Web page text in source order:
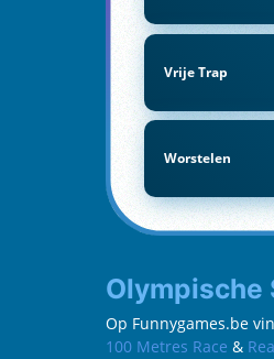
Vrije Trap
Worstelen
Op Funnygames.be
100 Metres Race &